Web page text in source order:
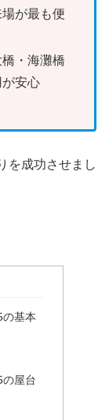
が最も便
橋・海灘橋
安心
を成功させまし
基本
屋台